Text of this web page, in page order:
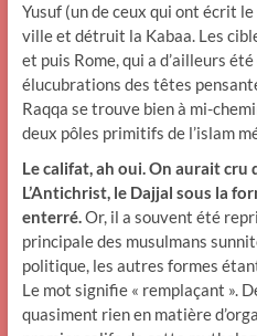
Yusuf (un de ceux qui ont écrit
ville et détruit la Kabaa. Les
et puis Rome, qui a d’ailleurs
élucubrations des têtes
Raqqa se trouve bien à mi-
deux pôles primitifs de l’islam
Le califat, ah oui. On aurait cru
L’Antichrist, le Dajjal sous la
enterré.Or, il a souvent été
principale des musulmans
politique, les autres formes
Le mot signifie « remplaçant ».
quasiment rien en matière